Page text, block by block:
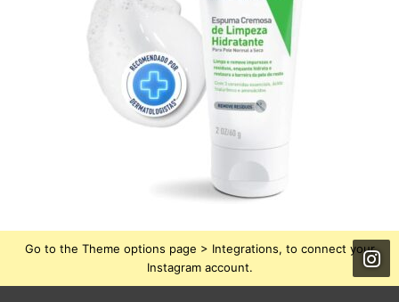
Go to the Theme options page > Integrations, to connect your
Instagram account.